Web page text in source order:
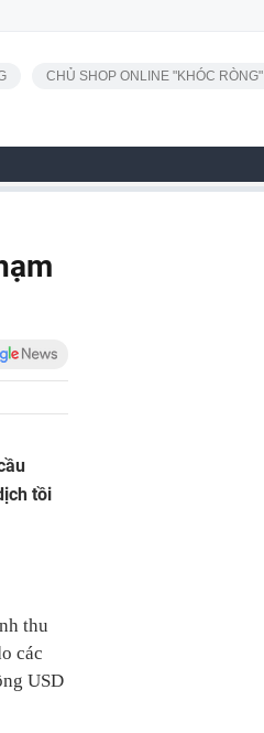
CHỦ SHOP ONLINE "KHÓC RÒNG"
tồi
thu
các
USD